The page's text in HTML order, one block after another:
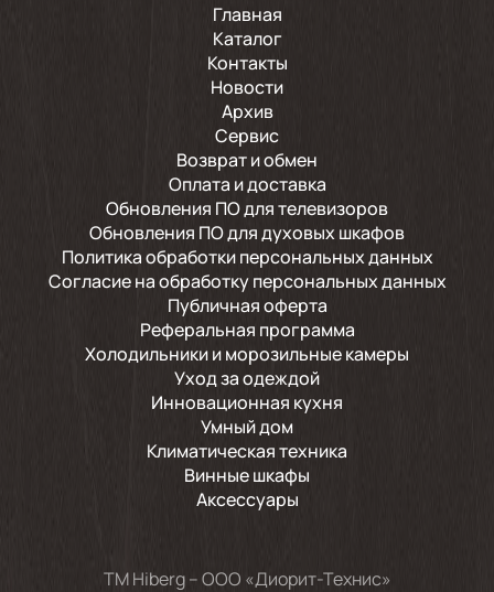
Главная
Каталог
Контакты
Новости
Архив
Сервис
Возврат и обмен
Оплата и доставка
Обновления ПО для телевизоров
Обновления ПО для духовых шкафов
Политика обработки персональных данных
Согласие на обработку персональных данных
Публичная оферта
Реферальная программа
Холодильники и морозильные камеры
Уход за одеждой
Инновационная кухня
Умный дом
Климатическая техника
Винные шкафы
Аксессуары
TM Hiberg – ООО «Диорит-Технис»